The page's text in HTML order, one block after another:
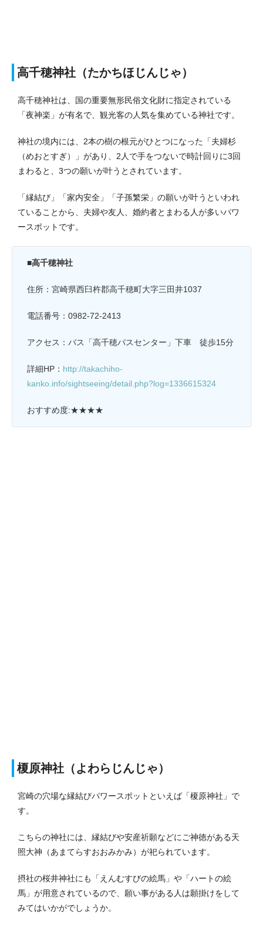
高千穂神社（たかちほじんじゃ）
高千穂神社は、国の重要無形民俗文化財に指定されている
「夜神楽」が有名で、観光客の人気を集めている神社です。
神社の境内には、2本の樹の根元がひとつになった「夫婦杉
（めおとすぎ）」があり、2人で手をつないで時計回りに3回
まわると、3つの願いが叶うとされています。
「縁結び」「家内安全」「子孫繁栄」の願いが叶うといわれ
ていることから、夫婦や友人、婚約者とまわる人が多いパワ
ースポットです。
■高千穂神社
住所：宮崎県西臼杵郡高千穂町大字三田井1037
電話番号：0982-72-2413
アクセス：バス「高千穂バスセンター 」下車 徒歩15分
詳細HP： http://takachiho-
kanko.info/sightseeing/detail.php?log=1336615324
おすすめ度:★★★★
榎原神社 （よわらじんじゃ）
宮崎の穴場な縁結びパワースポットといえば「榎原神社」で
す。
こちらの神社には、縁結びや安産祈願などにご神徳がある天
照大神（あまてらすおおみかみ）が祀られています。
摂社の桜井神社にも「えんむすびの絵馬」や「ハートの絵
馬」が用意されているので、願い事がある人は願掛けをして
みてはいかがでしょうか。